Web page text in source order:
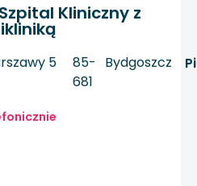
Kliniczny z
5
85-
681
Bydgoszcz